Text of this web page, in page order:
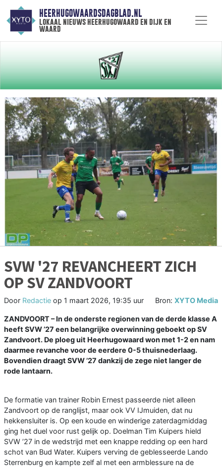
HEERHUGOWAARDSDAGBLAD.NL
lokaal nieuws heerhugowaard en dijk en
waard
SVW '27 REVANCHEERT ZICH
OP SV ZANDVOORT
Door Redactie op 1 maart 2026, 19:35 uur Bron: XYTO Media
ZANDVOORT – In de onderste regionen van de derde klasse A
heeft SVW ’27 een belangrijke overwinning geboekt op SV
Zandvoort. De ploeg uit Heerhugowaard won met 1-2 en nam
daarmee revanche voor de eerdere 0-5 thuisnederlaag.
Bovendien draagt SVW ’27 dankzij de zege niet langer de
rode lantaarn.
De formatie van trainer Robin Ernest passeerde niet alleen
Zandvoort op de ranglijst, maar ook VV IJmuiden, dat nu
hekkensluiter is. Op een koude en winderige zaterdagmiddag
ging het duel voor rust gelijk op. Doelman Tim Kuipers hield
SVW ’27 in de wedstrijd met een knappe redding op een hard
schot van Bud Water. Kuipers verving de geblesseerde Lando
Sterrenburg en kampte zelf al met een armblessure na de